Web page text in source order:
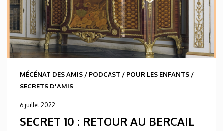
MÉCÉNAT DES AMIS / PODCAST / POUR LES ENFANTS /
SECRETS D'AMIS
6 juillet 2022
SECRET 10 : RETOUR AU BERCAIL